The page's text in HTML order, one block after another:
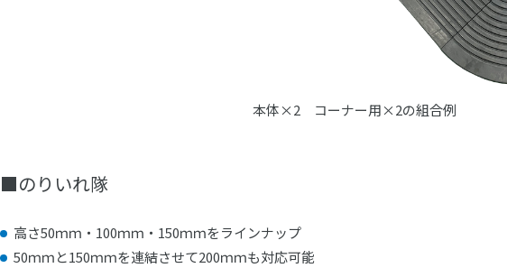
本体×2 コーナー用×2の組合例
■のりいれ隊
高さ50ｍｍ・100ｍｍ・150ｍｍをラインナップ
50ｍｍと150ｍｍを連結させて200ｍｍも対応可能